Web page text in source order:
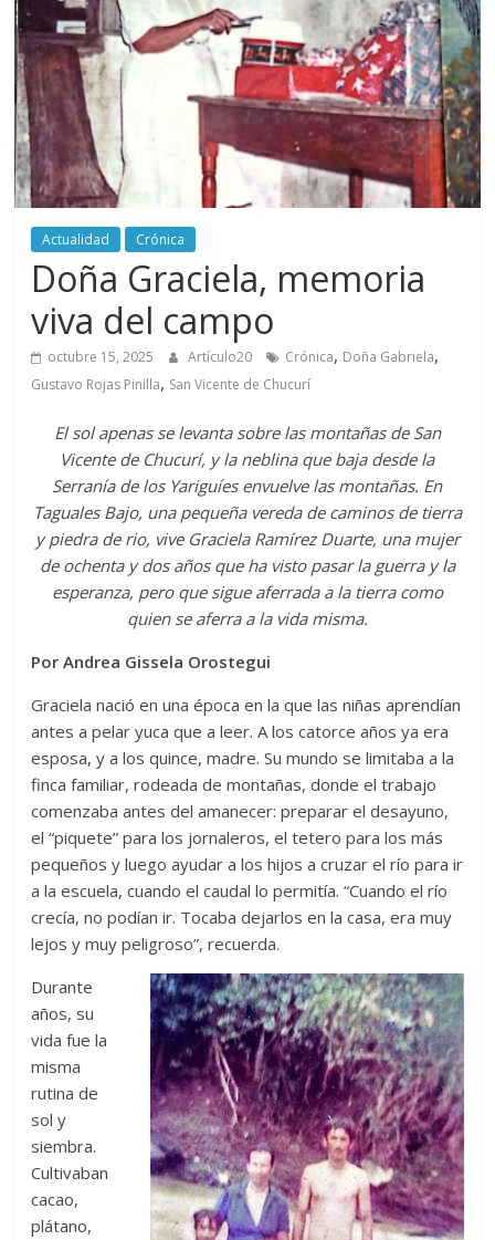
periodismo
digital
del
Politécnico
Grancolombiano
Actualidad Crónica
Doña Graciela, memoria
viva del campo
octubre 15, 2025 Artículo20 Crónica, Doña Gabriela,
Gustavo Rojas Pinilla, San Vicente de Chucurí
El sol apenas se levanta sobre las montañas de San
Vicente de Chucurí, y la neblina que baja desde la
Serranía de los Yariguíes envuelve las montañas. En
Taguales Bajo, una pequeña vereda de caminos de tierra
y piedra de rio, vive Graciela Ramírez Duarte, una mujer
de ochenta y dos años que ha visto pasar la guerra y la
esperanza, pero que sigue aferrada a la tierra como
quien se aferra a la vida misma.
Por Andrea Gissela Orostegui
Graciela nació en una época en la que las niñas aprendían
antes a pelar yuca que a leer. A los catorce años ya era
esposa, y a los quince, madre. Su mundo se limitaba a la
finca familiar, rodeada de montañas, donde el trabajo
comenzaba antes del amanecer: preparar el desayuno,
el “piquete” para los jornaleros, el tetero para los más
pequeños y luego ayudar a los hijos a cruzar el río para ir
a la escuela, cuando el caudal lo permitía. “Cuando el río
crecía, no podían ir. Tocaba dejarlos en la casa, era muy
lejos y muy peligroso”, recuerda.
Durante
años, su
vida fue la
misma
rutina de
sol y
siembra.
Cultivaban
cacao,
plátano,